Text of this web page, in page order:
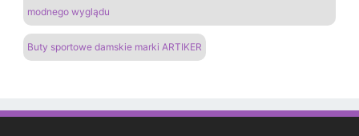
modnego wyglądu
Buty sportowe damskie marki ARTIKER